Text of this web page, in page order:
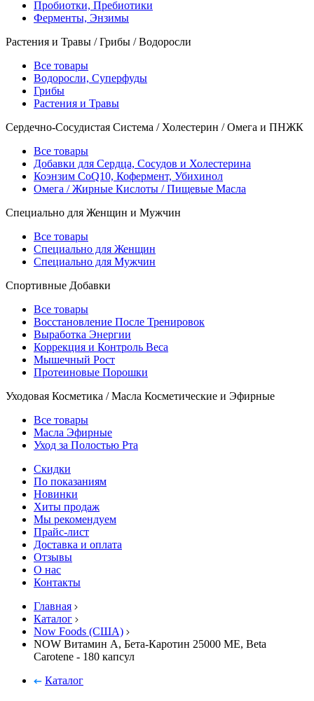
Пробиотки, Пребиотики
Ферменты, Энзимы
Растения и Травы / Грибы / Водоросли
Все товары
Водоросли, Суперфуды
Грибы
Растения и Травы
Сердечно-Сосудистая Система / Холестерин / Омега и ПНЖК
Все товары
Добавки для Сердца, Сосудов и Холестерина
Коэнзим CoQ10, Кофермент, Убихинол
Омега / Жирные Кислоты / Пищевые Масла
Специально для Женщин и Мужчин
Все товары
Специально для Женщин
Специально для Мужчин
Спортивные Добавки
Все товары
Восстановление После Тренировок
Выработка Энергии
Коррекция и Контроль Веса
Мышечный Рост
Протеиновые Порошки
Уходовая Косметика / Масла Косметические и Эфирные
Все товары
Масла Эфирные
Уход за Полостью Рта
Скидки
По показаниям
Новинки
Хиты продаж
Мы рекомендуем
Прайс-лист
Доставка и оплата
Отзывы
О нас
Контакты
Главная
Каталог
Now Foods (США)
NOW Витамин А, Бета-Каротин 25000 МЕ, Beta
Сarotene - 180 капсул
Каталог